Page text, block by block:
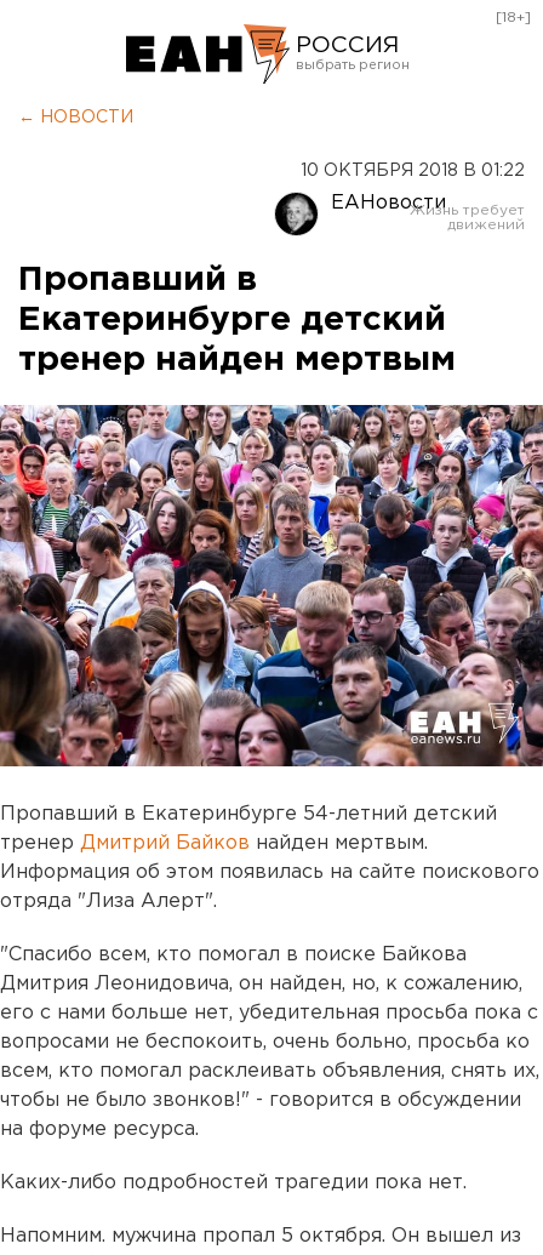
РОССИЯ
Оренбург
[18+]
← НОВОСТИ
10 ОКТЯБРЯ 2018 В 01:22
ЕАНовости
Пропавший в
Екатеринбурге детский
тренер найден мертвым
Пропавший в Екатеринбурге 54-летний детский
тренер Дмитрий Байков найден мертвым.
Информация об этом появилась на сайте поискового
отряда "Лиза Алерт".
"Спасибо всем, кто помогал в поиске Байкова
Дмитрия Леонидовича, он найден, но, к сожалению,
его с нами больше нет, убедительная просьба пока с
вопросами не беспокоить, очень больно, просьба ко
всем, кто помогал расклеивать объявления, снять их,
чтобы не было звонков!" - говорится в обсуждении
на форуме ресурса.
Каких-либо подробностей трагедии пока нет.
Напомним. мужчина пропал 5 октября. Он вышел из